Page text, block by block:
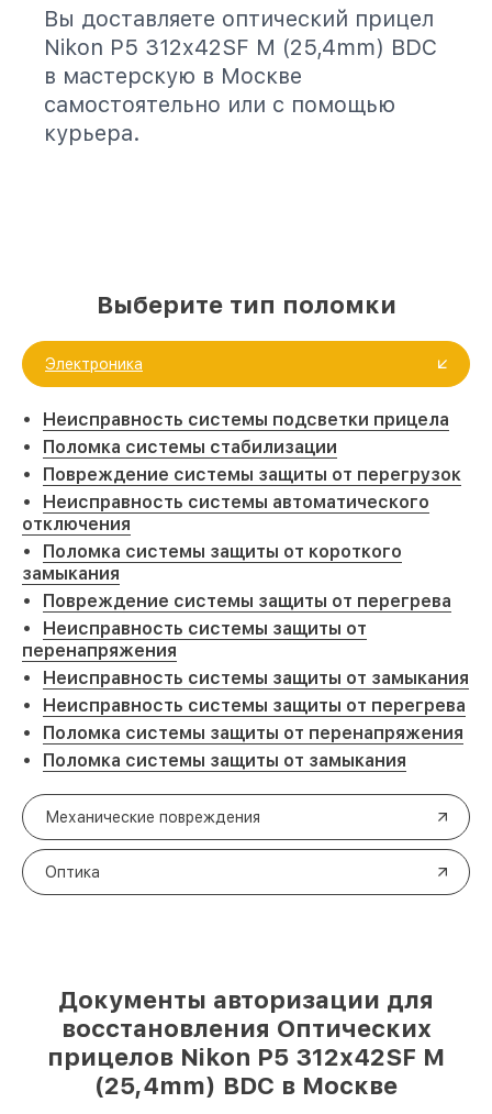
Вы доставляете оптический прицел
Nikon P5 312x42SF M (25,4mm) BDC
в мастерскую в Москве
самостоятельно или с помощью
курьера.
Выберите тип поломки
Электроника
Неисправность системы подсветки прицела
Поломка системы стабилизации
Повреждение системы защиты от перегрузок
Неисправность системы автоматического
отключения
Поломка системы защиты от короткого
замыкания
Повреждение системы защиты от перегрева
Неисправность системы защиты от
перенапряжения
Неисправность системы защиты от замыкания
Неисправность системы защиты от перегрева
Поломка системы защиты от перенапряжения
Поломка системы защиты от замыкания
Механические повреждения
Оптика
Документы авторизации для
восстановления Оптических
прицелов Nikon P5 312x42SF M
(25,4mm) BDC в Москве